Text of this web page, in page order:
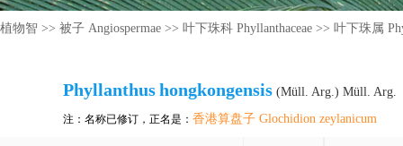
植物智 >> 被子 Angiospermae >> 叶下珠科 Phyllanthaceae >> 叶下珠属
Phyllanthushongkongensis (Müll. Arg.) Müll. Arg.
注：名称已修订，正名是： 香港算盘子 Glochidion zeylanicum